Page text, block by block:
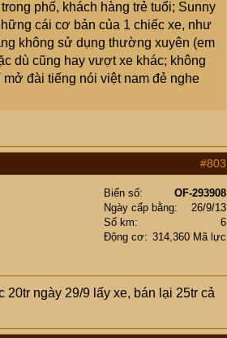
phố, khách hàng trẻ tuổi; Sunny
cái cơ bản của 1 chiếc xe, như
không sử dụng thường xuyên (em
dù cũng hay vượt xe khác; không
đài tiếng nói việt nam đẻ nghe
#803
Biển số
OF-293908
Ngày cấp bằng
26/9/13
Số km
6
Động cơ
314,360 Mã lực
20tr ngày 29/9 lấy xe, bán lại 25tr cả